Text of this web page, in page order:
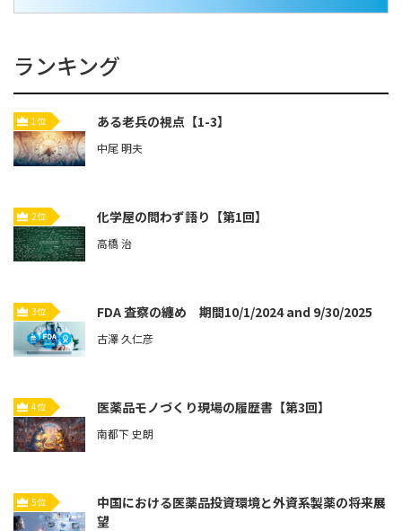
ランキング
1位 ある老兵の視点【1-3】
中尾 明夫
2位 化学屋の問わず語り【第1回】
高橋 治
3位 FDA 査察の纏め 期間10/1/2024 and 9/30/2025
古澤 久仁彦
4位 医薬品モノづくり現場の履歴書【第3回】
南都下 史朗
5位
中国における医薬品投資環境と外資系製薬の将来展
望